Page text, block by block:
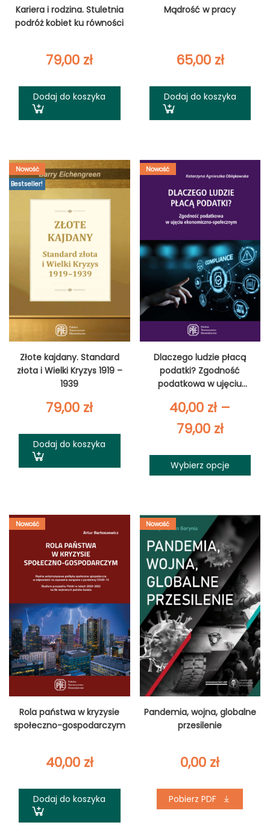
Kariera i rodzina. Stuletnia
podróż kobiet ku równości
79,00 zł
Dodaj do koszyka
Mądrość w pracy
65,00 zł
Dodaj do koszyka
Bestseller!
Nowość
Złote kajdany. Standard
złota i Wielki Kryzys 1919 –
1939
79,00 zł
Dodaj do koszyka
Nowość
Dlaczego ludzie płacą
podatki? Zgodność
podatkowa w ujęciu
40,00 zł –
79,00 złZakres
od
do
79,00 zł
Wybierz opcje
Nowość
Rola państwa w kryzysie
społeczno-gospodarczym
40,00 zł
Dodaj do koszyka
Nowość
Pandemia, wojna, globalne
przesilenie
0,00 zł
Pobierz PDF